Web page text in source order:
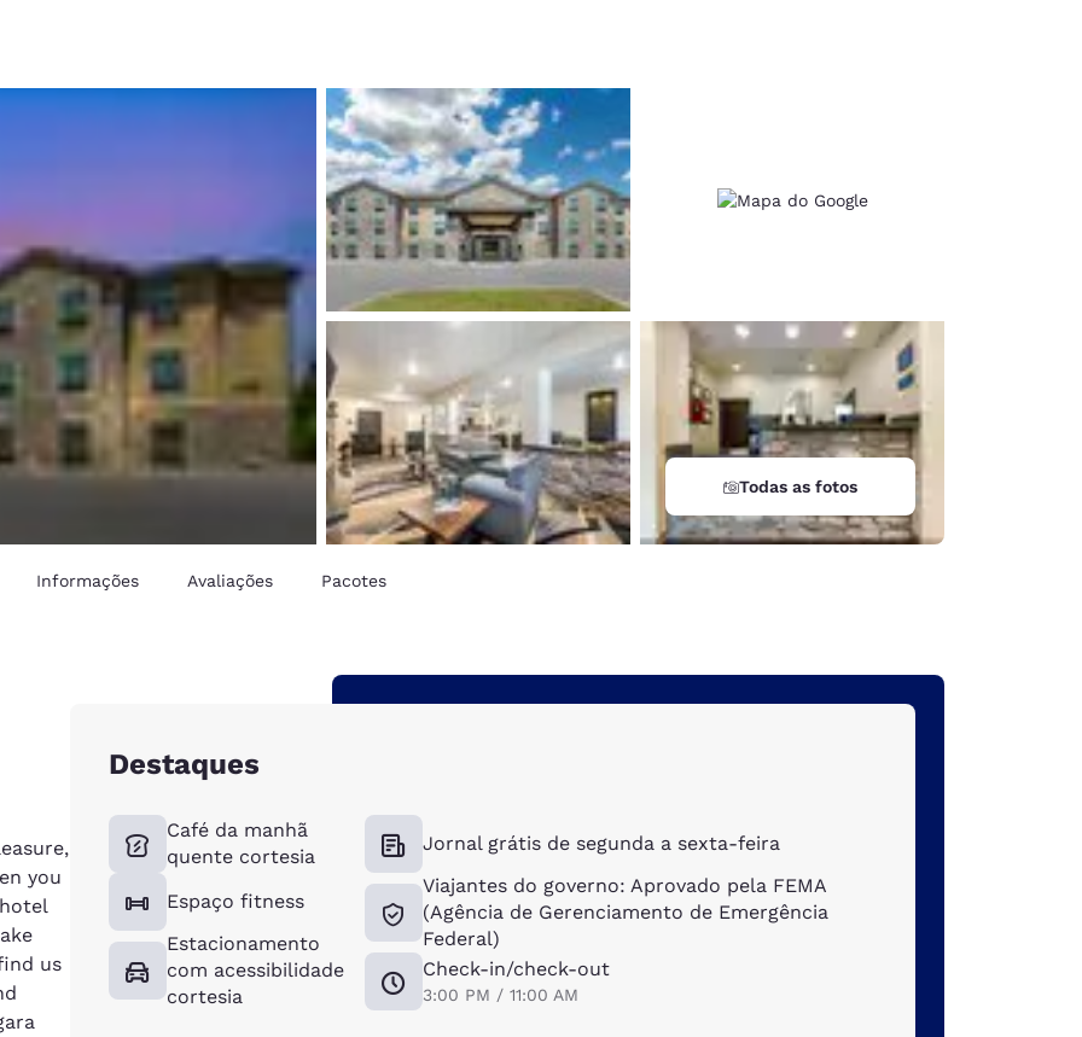
España
Español
France
English
Italia Italy
English
New Zealand
English Todas as fotos
Informações Avaliações Pacotes
you
us
Destaques
Café da manhã
quente cortesia
Espaço fitness
Estacionamento
com acessibilidade
cortesia
Jornal grátis de segunda a sexta-feira
Viajantes do governo: Aprovado pela FEMA
(Agência de Gerenciamento de Emergência
Federal)
Check-in/check-out
3:00 PM / 11:00 AM